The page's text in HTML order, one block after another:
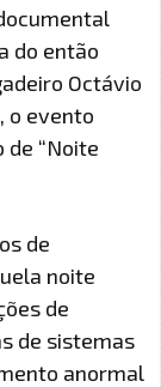
do então
Octávio
o evento
“Noite
de
noite
de
de sistemas
anormal